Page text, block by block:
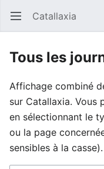
Ouvrir le menu principal Catallaxia
Tous les
Affichage combiné
sur Catallaxia. Vous
en sélectionnant le
ou la page
sensibles à la casse).